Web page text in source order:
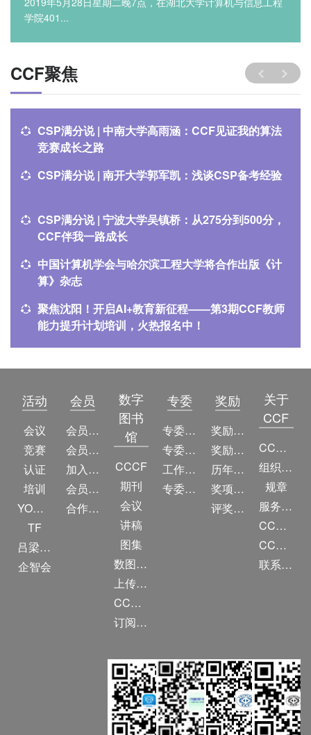
学院401...
CCF聚焦
CSP满分说 | 中南大学高雨涵：CCF见证我的算法
竞赛成长之路
CSP满分说 | 南开大学郭军凯：浅谈CSP备考经验
CSP满分说 | 宁波大学吴镇桥：从275分到500分，
CCF伴我一路成长
中国计算机学会与哈尔滨工程大学将合作出版《计
算》杂志
聚焦沈阳！开启AI+教育新征程——第3期CCF教师
能力提升计划培训，火热报名中！
活动
会议
竞赛
认证
培训
YOCSEF
TF
吕梁振兴
企智会
会员
会员简介
会员权益
加入CCF
会员交费
合作伙伴
数字
图书
馆
CCCF
期刊
会议
讲稿
图集
数图编审委员会
上传/发布作品
CCF DL Focus
订阅《计算》
专委
专委简介
专委条例
工作问答
专委名单
奖励
奖励动态
奖励目录
历年获奖名单
奖项推荐
评奖条例
关于
CCF
CCF简介
组织机构
规章
服务项目
CCF大事记
CCF创建60周年
联系我们